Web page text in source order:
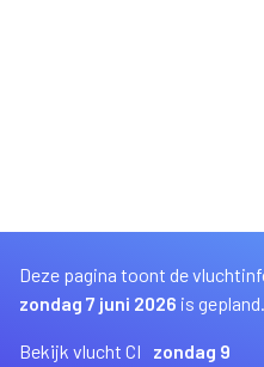
Deze pagina toont de
zondag 7 juni 2026 is gepland.
Bekijk vlucht CI
zondag 9